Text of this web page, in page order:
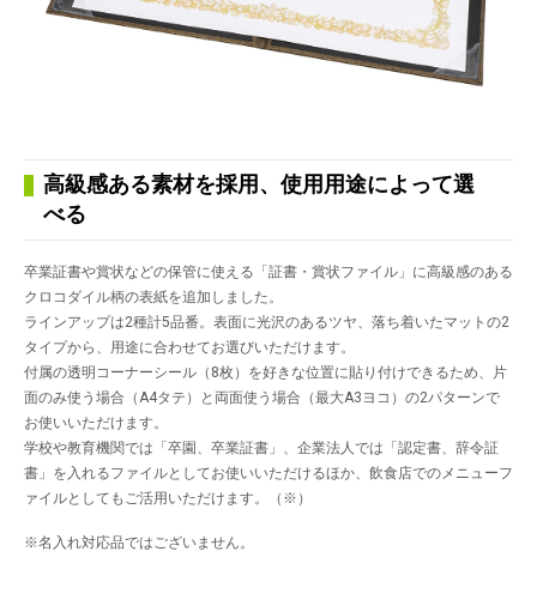
高級感ある素材を採用、使用用途によって選
べる
卒業証書や賞状などの保管に使える「証書・賞状ファイル」に高級感のある
クロコダイル柄の表紙を追加しました。
ラインアップは2種計5品番。表面に光沢のあるツヤ、落ち着いたマットの2
タイプから、用途に合わせてお選びいただけます。
付属の透明コーナーシール（8枚）を好きな位置に貼り付けできるため、片
面のみ使う場合（A4タテ）と両面使う場合（最大A3ヨコ）の2パターンで
お使いいただけます。
学校や教育機関では「卒園、卒業証書」、企業法人では「認定書、辞令証
書」を入れるファイルとしてお使いいただけるほか、飲食店でのメニューフ
ァイルとしてもご活用いただけます。（※）
※名入れ対応品ではございません。